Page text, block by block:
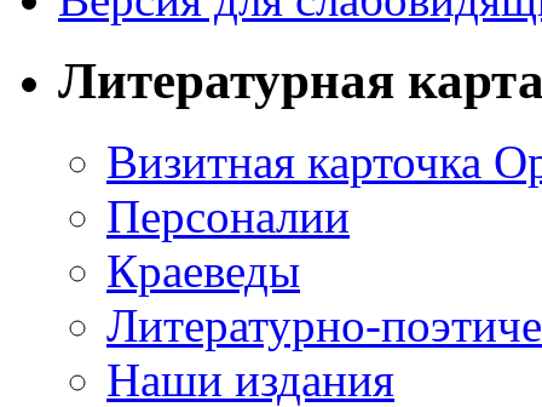
Литературная
Визитная карточка
Персоналии
Краеведы
Литературно-
Наши издания